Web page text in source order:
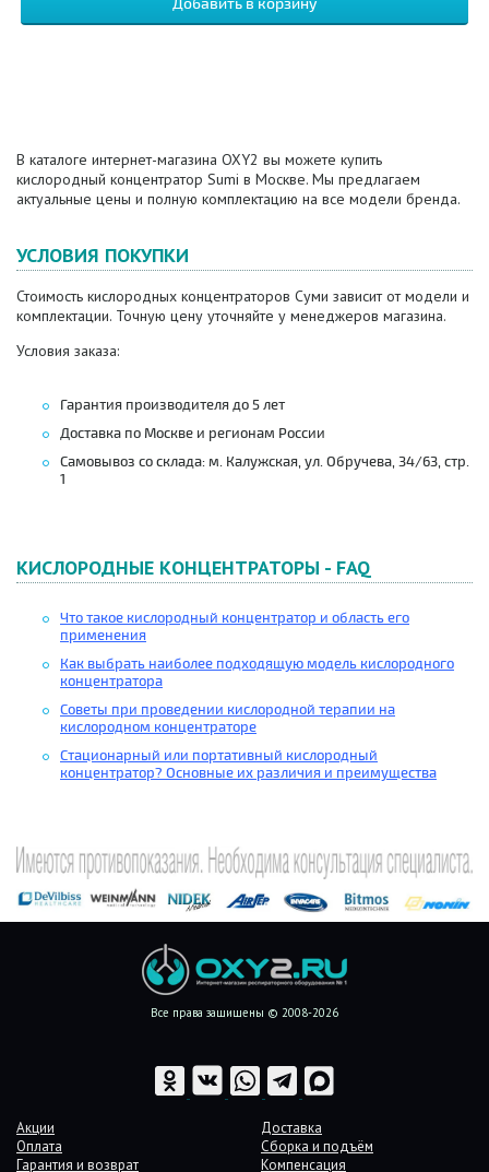
В каталоге интернет-магазина OXY2 вы можете купить
кислородный концентратор Sumi в Москве. Мы предлагаем
актуальные цены и полную комплектацию на все модели бренда.
УСЛОВИЯ ПОКУПКИ
Стоимость кислородных концентраторов Суми зависит от модели и
комплектации. Точную цену уточняйте у менеджеров магазина.
Условия заказа:
Гарантия производителя до 5 лет
Доставка по Москве и регионам России
Самовывоз со склада: м. Калужская, ул. Обручева, 34/63, стр.
1
КИСЛОРОДНЫЕ КОНЦЕНТРАТОРЫ - FAQ
Что такое кислородный концентратор и область его
применения
Как выбрать наиболее подходящую модель кислородного
концентратора
Советы при проведении кислородной терапии на
кислородном концентраторе
Стационарный или портативный кислородный
концентратор? Основные их различия и преимущества
Все права защищены © 2008-2026
Акции
Доставка
Оплата
Сборка и подъём
Гарантия и возврат
Компенсация